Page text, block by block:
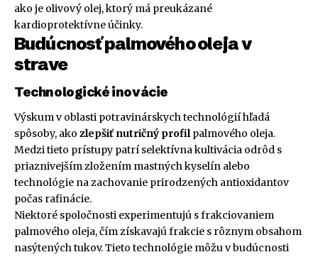
ako je olivový olej, ktorý má preukázané
kardioprotektívne účinky.
Budúcnosť palmového oleja v
strave
Technologické inovácie
Výskum v oblasti potravinárskych technológií hľadá
spôsoby, ako zlepšiť nutričný profilpalmového oleja.
Medzi tieto prístupy patrí selektívna kultivácia odrôd s
priaznivejším zložením mastných kyselín alebo
technológie na zachovanie prirodzených antioxidantov
počas rafinácie.
Niektoré spoločnosti experimentujú s frakciovaniem
palmového oleja, čím získavajú frakcie s rôznym obsahom
nasýtených tukov. Tieto technológie môžu v budúcnosti